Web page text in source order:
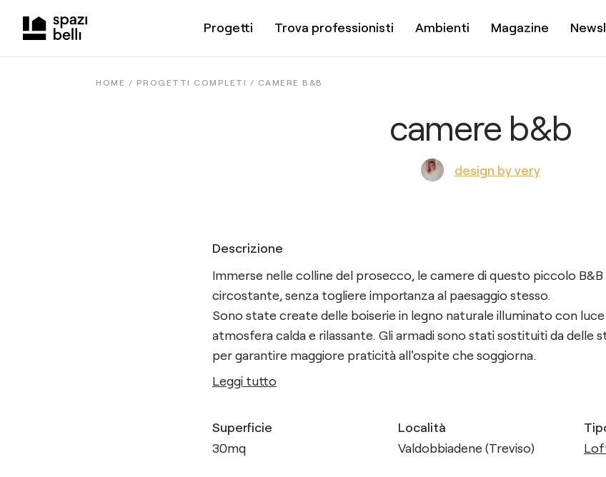
Progetti Trova professionisti Ambienti Magazine
HOME / PROGETTI COMPLETI / CAMERE B&B
camere b&b
design by very
Descrizione
Immerse nelle colline del prosecco, le camere di questo piccolo
circostante, senza togliere importanza al paesaggio stesso.
Sono state create delle boiserie in legno naturale illuminato con
atmosfera calda e rilassante. Gli armadi sono stati sostituiti da delle
per garantire maggiore praticità all'ospite che soggiorna.
Leggi tutto
Superficie
30mq
Località
Valdobbiadene (Treviso)